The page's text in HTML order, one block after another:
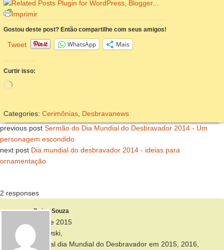
Imprimir
Gostou deste post? Então compartilhe com seus amigos!
Tweet WhatsApp Mais
Curtir isso:
Carregando...
Categories: Cerimônias Desbravanews
previous post Sermão do Dia Mundial do Desbravador 2014 - Um
personagem escondido
next post Dia mundial do desbravador 2014 - ideias para
ornamentação
2 responses
Deise Souza
14 de maio de 2015
Pastor Zukowski,
Qual é o oficial dia Mundial do Desbravador em 2015, 2016,